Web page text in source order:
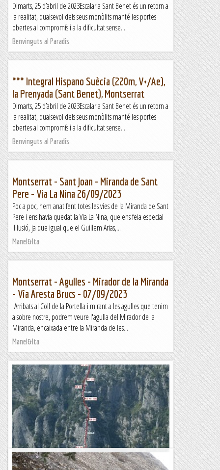
Dimarts, 25 d’abril de 2023Escalar a Sant Benet és un retorn a
la realitat, qualsevol dels seus monòlits manté les portes
obertes al compromís i a la dificultat sense...
Benvinguts al Paradís
*** Integral Hispano Suècia (220m, V+/Ae),
la Prenyada (Sant Benet), Montserrat
Dimarts, 25 d’abril de 2023Escalar a Sant Benet és un retorn a
la realitat, qualsevol dels seus monòlits manté les portes
obertes al compromís i a la dificultat sense...
Benvinguts al Paradís
Montserrat - Sant Joan - Miranda de Sant
Pere - Via La Nina 26/09/2023
Poc a poc, hem anat fent totes les vies de la Miranda de Sant
Pere i ens havia quedat la Via La Nina, que ens feia especial
il·lusió, ja que igual que el Guillem Arias,...
Manel&Ita
Montserrat - Agulles - Mirador de la Miranda
- Via Aresta Brucs - 07/09/2023
Arribats al Coll de la Portella i mirant a les agulles que tenim
a sobre nostre, podrem veure l'agulla del Mirador de la
Miranda, encaixada entre la Miranda de les...
Manel&Ita
Visita a eguino, via integral xavier